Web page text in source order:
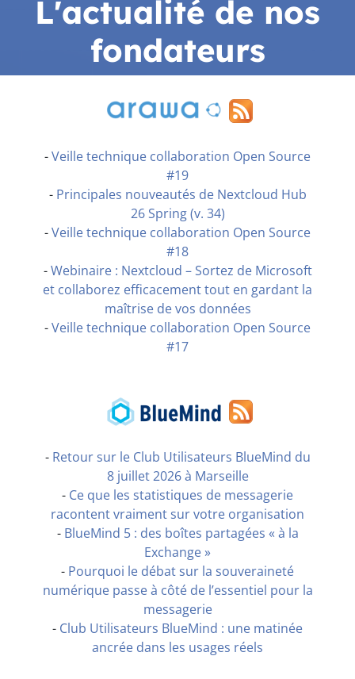
L'actualité de nos
fondateurs
-Veille technique collaboration Open Source
#19
- Principales nouveautés de Nextcloud Hub
26 Spring (v. 34)
-Veille technique collaboration Open Source
#18
-Webinaire : Nextcloud – Sortez de Microsoft
et collaborez efficacement tout en gardant la
maîtrise de vos données
-Veille technique collaboration Open Source
#17
- Retour sur le Club Utilisateurs BlueMind du
8 juillet 2026 à Marseille
- Ce que les statistiques de messagerie
racontent vraiment sur votre organisation
- BlueMind 5 : des boîtes partagées « à la
Exchange »
- Pourquoi le débat sur la souveraineté
numérique passe à côté de l’essentiel pour la
messagerie
- Club Utilisateurs BlueMind : une matinée
ancrée dans les usages réels